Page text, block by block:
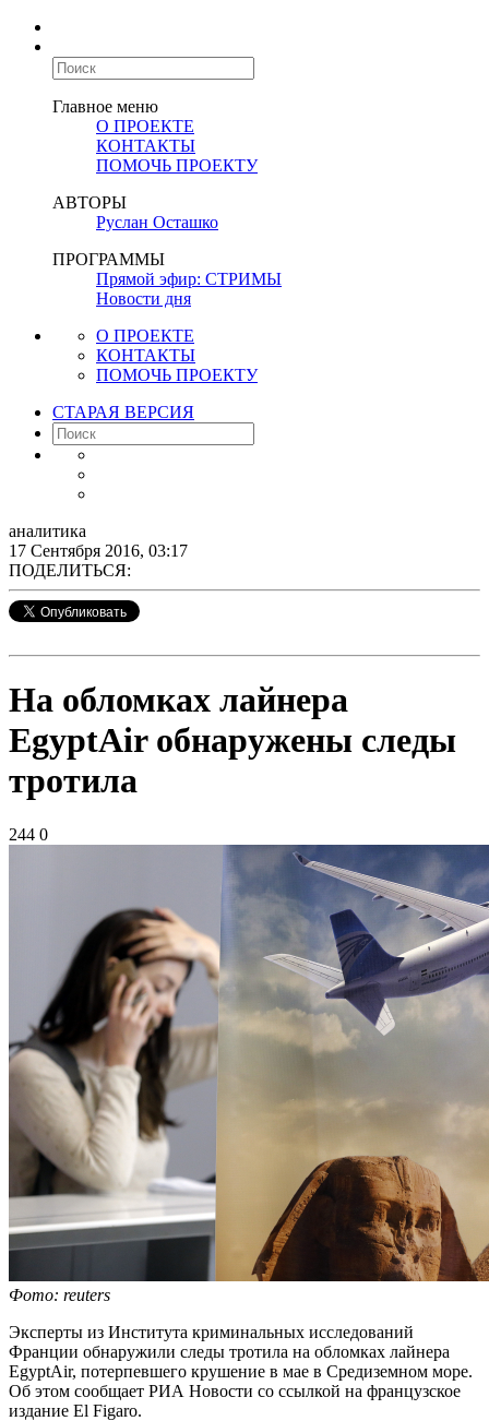
Главное меню
О ПРОЕКТЕ
КОНТАКТЫ
ПОМОЧЬ ПРОЕКТУ
АВТОРЫ
Руслан Осташко
ПРОГРАММЫ
Прямой эфир: СТРИМЫ
Новости дня
О ПРОЕКТЕ
КОНТАКТЫ
ПОМОЧЬ ПРОЕКТУ
СТАРАЯ ВЕРСИЯ
аналитика
17 Сентября 2016, 03:17
ПОДЕЛИТЬСЯ:
На обломках лайнера
EgyptAir обнаружены следы
тротила
244 0
Фото: reuters
Эксперты из Института криминальных исследований
Франции обнаружили следы тротила на обломках лайнера
EgyptAir, потерпевшего крушение в мае в Средиземном море.
Об этом сообщает РИА Новости со ссылкой на французское
издание El Figaro.